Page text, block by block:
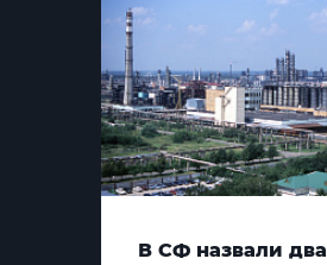
В СФ назвали два